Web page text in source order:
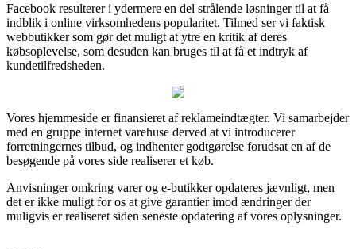
Facebook resulterer i ydermere en del strålende løsninger til at få
indblik i online virksomhedens popularitet. Tilmed ser vi faktisk
webbutikker som gør det muligt at ytre en kritik af deres
købsoplevelse, som desuden kan bruges til at få et indtryk af
kundetilfredsheden.
Vores hjemmeside er finansieret af reklameindtægter. Vi samarbejder
med en gruppe internet varehuse derved at vi introducerer
forretningernes tilbud, og indhenter godtgørelse forudsat en af de
besøgende på vores side realiserer et køb.
Anvisninger omkring varer og e-butikker opdateres jævnligt, men
det er ikke muligt for os at give garantier imod ændringer der
muligvis er realiseret siden seneste opdatering af vores oplysninger.